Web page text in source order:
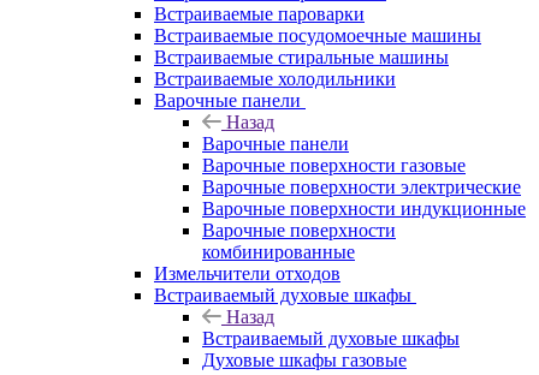
Встраиваемые пароварки
Встраиваемые посудомоечные машины
Встраиваемые стиральные машины
Встраиваемые холодильники
Варочные панели
Назад
Варочные панели
Варочные поверхности газовые
Варочные поверхности электрические
Варочные поверхности индукционные
Варочные поверхности
комбинированные
Измельчители отходов
Встраиваемый духовые шкафы
Назад
Встраиваемый духовые шкафы
Духовые шкафы газовые